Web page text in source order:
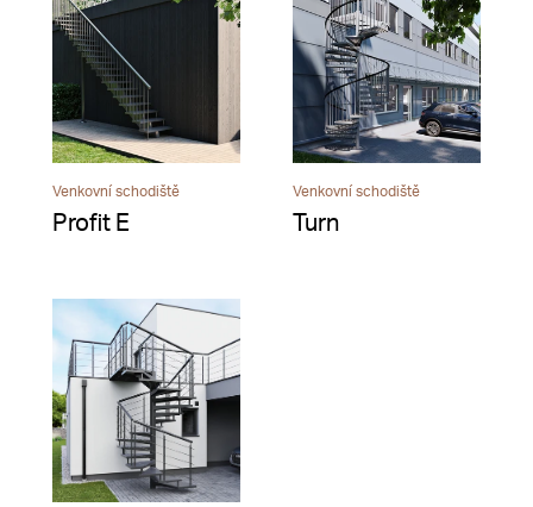
Venkovní schodiště
Profit E
Venkovní schodiště
Turn